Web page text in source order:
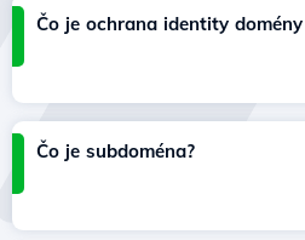
Čo je ochrana identity
Čo je subdoména?